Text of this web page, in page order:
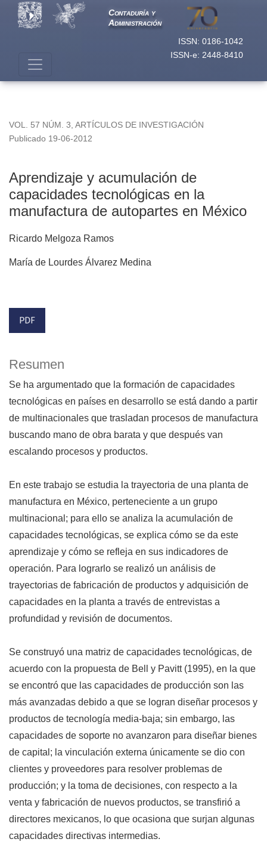
ISSN: 0186-1042
ISSN-e: 2448-8410
Contaduría y
Administración
VOL. 57 NÚM. 3 ARTÍCULOS DE INVESTIGACIÓN
Aprendizaje y acumulación de
capacidades tecnológicas en la
manufactura de autopartes en México
Publicado 19-06-2012
Ricardo Melgoza Ramos
María de Lourdes Álvarez Medina
PDF
Resumen
Se ha argumentado que la formación de capacidades
tecnológicas en países en desarrollo se está dando a partir
de multinacionales que trasladan procesos de manufactura
buscando mano de obra barata y que después van
escalando procesos y productos.
En este trabajo se estudia la trayectoria de una planta de
manufactura en México, perteneciente a un grupo
multinacional; para ello se analiza la acumulación de
capacidades tecnológicas, se explica cómo se da este
aprendizaje y cómo se refleja en sus indicadores de
operación. Para lograrlo se realizó un análisis de
trayectorias de fabricación de productos y adquisición de
capacidades en la planta a través de entrevistas a
profundidad y revisión de documentos.
Se construyó una matriz de capacidades tecnológicas, de
acuerdo con la propuesta de Bell y Pavitt (1995), en la que
se encontró que las capacidades de producción son las
más avanzadas debido a que se logran diseñar procesos y
productos de tecnología media-baja; sin embargo, las
capacidades de soporte no avanzaron para diseñar bienes
de capital; la vinculación externa únicamente se dio con
clientes y proveedores para resolver problemas de
producción; y la toma de decisiones, con respecto a la
venta y fabricación de nuevos productos, se transfirió a
directores mexicanos, lo que ocasiona que surjan algunas
capacidades directivas intermedias.